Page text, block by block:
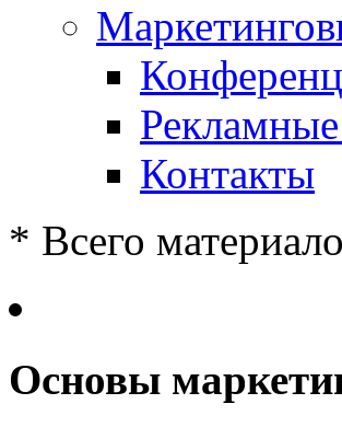
Контакты
* Всего
Основы